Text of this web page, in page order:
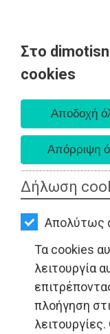
Στο
cookies
Δήλωση
Απολύτως
Τα cookies
λειτουργία
πλοήγηση
AΡΧΙΚΗ
ΕΙΔΗΣΕΙΣ
ΠΟΛΙΤΙΚΗ
ΤΟΠΙΚΗ
ΟΙΚΟΝΟΜΙΑ
ΣΠΙΤΙ-
ΚΗΠΟΣ
LIFESTYLE -